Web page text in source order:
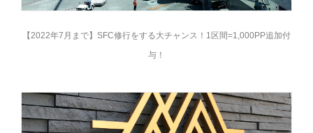
【2022年7月まで】SFC修行をする大チャンス！1区間=1,000PP追加付
与！